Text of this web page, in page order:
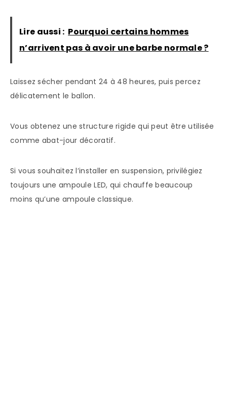
Lire aussi : Pourquoi certains hommes
n’arrivent pas à avoir une barbe normale ?
Laissez sécher pendant 24 à 48 heures, puis percez
délicatement le ballon.
Vous obtenez une structure rigide qui peut être utilisée
comme abat-jour décoratif.
Si vous souhaitez l’installer en suspension, privilégiez
toujours une ampoule LED, qui chauffe beaucoup
moins qu’une ampoule classique.